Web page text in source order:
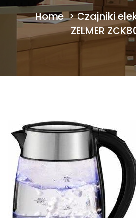
Home>Czajniki
ZELMER